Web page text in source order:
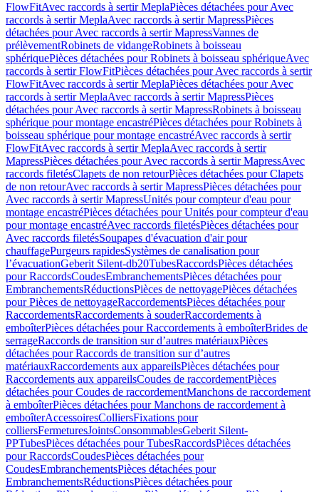
FlowFitAvec raccords à sertir MeplaPièces détachées pour Avec
raccords à sertir MeplaAvec raccords à sertir MapressPièces
détachées pour Avec raccords à sertir MapressVannes de
prélèvementRobinets de vidangeRobinets à boisseau
sphériquePièces détachées pour Robinets à boisseau sphériqueAvec
raccords à sertir FlowFitPièces détachées pour Avec raccords à sertir
FlowFitAvec raccords à sertir MeplaPièces détachées pour Avec
raccords à sertir MeplaAvec raccords à sertir MapressPièces
détachées pour Avec raccords à sertir MapressRobinets à boisseau
sphérique pour montage encastréPièces détachées pour Robinets à
boisseau sphérique pour montage encastréAvec raccords à sertir
FlowFitAvec raccords à sertir MeplaAvec raccords à sertir
MapressPièces détachées pour Avec raccords à sertir MapressAvec
raccords filetésClapets de non retourPièces détachées pour Clapets
de non retourAvec raccords à sertir MapressPièces détachées pour
Avec raccords à sertir MapressUnités pour compteur d'eau pour
montage encastréPièces détachées pour Unités pour compteur d'eau
pour montage encastréAvec raccords filetésPièces détachées pour
Avec raccords filetésSoupapes d'évacuation d'air pour
chauffagePurgeurs rapidesSystèmes de canalisation pour
l’évacuationGeberit Silent-db20TubesRaccordsPièces détachées
pour RaccordsCoudesEmbranchementsPièces détachées pour
EmbranchementsRéductionsPièces de nettoyagePièces détachées
pour Pièces de nettoyageRaccordementsPièces détachées pour
RaccordementsRaccordements à souderRaccordements à
emboîterPièces détachées pour Raccordements à emboîterBrides de
serrageRaccords de transition sur d’autres matériauxPièces
détachées pour Raccords de transition sur d’autres
matériauxRaccordements aux appareilsPièces détachées pour
Raccordements aux appareilsCoudes de raccordementPièces
détachées pour Coudes de raccordementManchons de raccordement
à emboîterPièces détachées pour Manchons de raccordement à
emboîterAccessoiresColliersFixations pour
colliersFermeturesJointsConsommablesGeberit Silent-
PPTubesPièces détachées pour TubesRaccordsPièces détachées
pour RaccordsCoudesPièces détachées pour
CoudesEmbranchementsPièces détachées pour
EmbranchementsRéductionsPièces détachées pour